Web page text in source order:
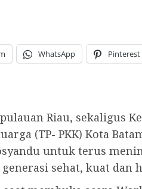
WhatsApp Pinterest
Riau, sekaligus
(TP- PKK) Kota
untuk terus
sehat, kuat dan